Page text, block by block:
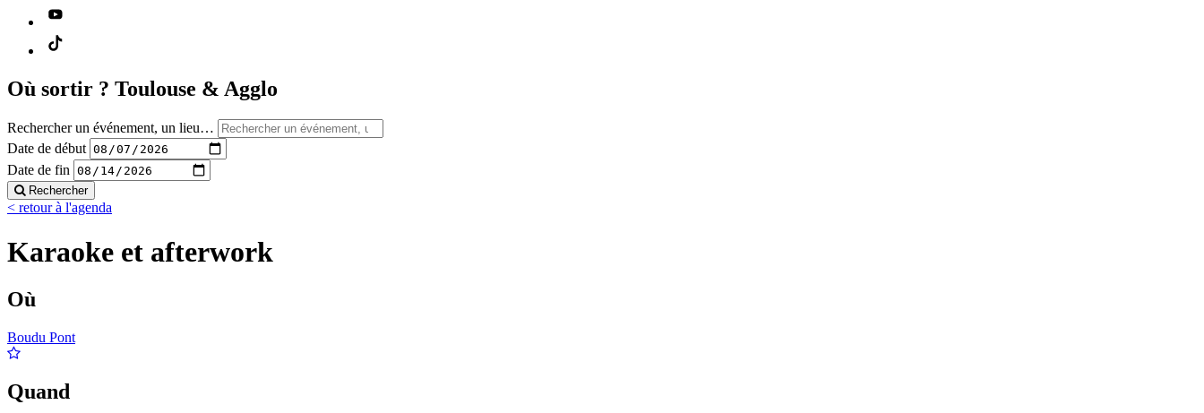
Où sortir ? Toulouse & Agglo
Rechercher un événement, un lieu…
Date de début
Date de fin
Rechercher
< retour à l'agenda
Karaoke et afterwork
Où
Boudu Pont
Quand